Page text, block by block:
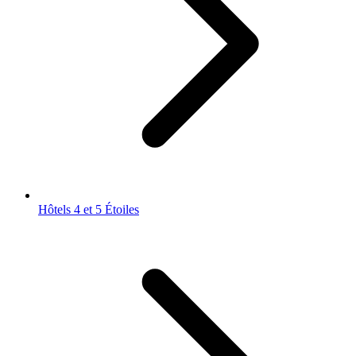
Hôtels 4 et 5 Étoiles